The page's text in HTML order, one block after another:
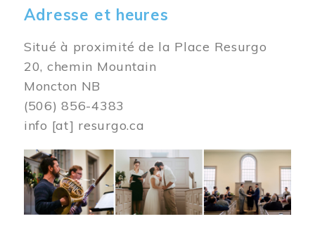
Adresse et heures
Situé à proximité de la Place Resurgo
20, chemin Mountain
Moncton NB
(506) 856-4383
info [at] resurgo.ca
Image